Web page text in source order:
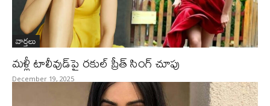
వార్తలు
మళ్లీ టాలీవుడ్‌పై రకుల్ ప్రీత్ సింగ్ చూపు
December 19, 2025